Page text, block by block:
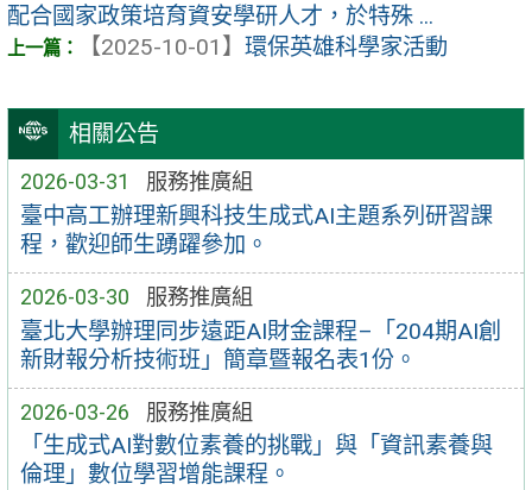
相關公告
2026-03-31 服務推廣組
臺中高工辦理新興科技生成式AI主題系列研習課
程，歡迎師生踴躍參加。
2026-03-30 服務推廣組
臺北大學辦理同步遠距AI財金課程–「204期AI創
新財報分析技術班」簡章暨報名表1份。
2026-03-26 服務推廣組
「生成式AI對數位素養的挑戰」與「資訊素養與
倫理」數位學習增能課程。
配合國家政策培育資安學研人才，於特殊 ...
【2025-10-01】 環保英雄科學家活動